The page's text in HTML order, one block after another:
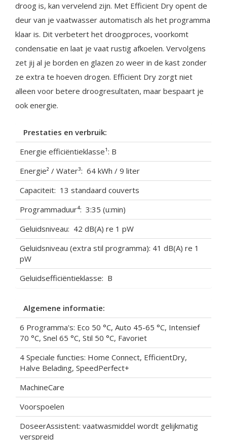
droog is, kan vervelend zijn. Met Efficient Dry opent de
deur van je vaatwasser automatisch als het programma
klaar is. Dit verbetert het droogproces, voorkomt
condensatie en laat je vaat rustig afkoelen. Vervolgens
zet jij al je borden en glazen zo weer in de kast zonder
ze extra te hoeven drogen. Efficient Dry zorgt niet
alleen voor betere droogresultaten, maar bespaart je
ook energie.
Prestaties en verbruik:
Energie efficiëntieklasse¹: B
Energie² / Water³: 64 kWh / 9 liter
Capaciteit: 13 standaard couverts
Programmaduur⁴: 3:35 (u:min)
Geluidsniveau: 42 dB(A) re 1 pW
Geluidsniveau (extra stil programma): 41 dB(A) re 1
pW
Geluidsefficiëntieklasse: B
Algemene informatie:
6 Programma's: Eco 50 °C, Auto 45-65 °C, Intensief
70 °C, Snel 65 °C, Stil 50 °C, Favoriet
4 Speciale functies: Home Connect, EfficientDry,
Halve Belading, SpeedPerfect+
MachineCare
Voorspoelen
DoseerAssistent: vaatwasmiddel wordt gelijkmatig
verspreid